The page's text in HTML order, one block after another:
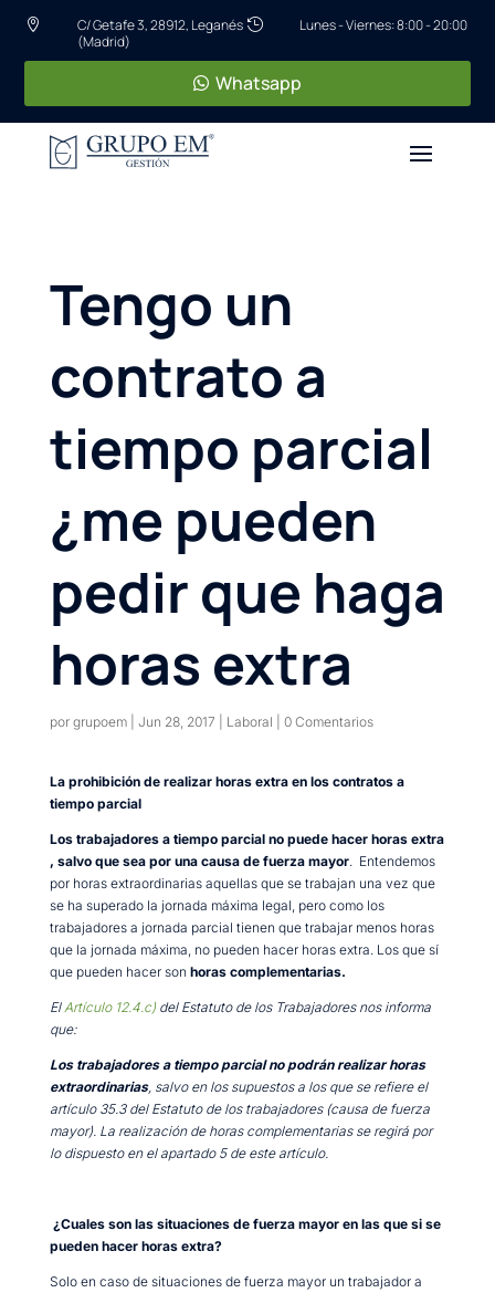

C/ Getafe 3, 28912, Leganés
(Madrid)
 Lunes - Viernes: 8:00 - 20:00
Whatsapp
Tengo un
contrato a
tiempo parcial
¿me pueden
pedir que haga
horas extra
por grupoem| Jun 28, 2017 Laboral 0 Comentarios
La prohibición de realizar horas extra en los contratos a
tiempo parcial
Los trabajadores a tiempo parcial no puede hacer horas extra
, salvo que sea por una causa de fuerza mayor. Entendemos
por horas extraordinarias aquellas que se trabajan una vez que
se ha superado la jornada máxima legal, pero como los
trabajadores a jornada parcial tienen que trabajar menos horas
que la jornada máxima, no pueden hacer horas extra. Los que sí
que pueden hacer son horas complementarias.
El Artículo 12.4.c)del Estatuto de los Trabajadores nos informa
que:
Los trabajadores a tiempo parcial no podrán realizar horas
extraordinarias, salvo en los supuestos a los que se refiere el
artículo 35.3 del Estatuto de los trabajadores (causa de fuerza
mayor). La realización de horas complementarias se regirá por
lo dispuesto en el apartado 5 de este artículo.
¿Cuales son las situaciones de fuerza mayor en las que si se
pueden hacer horas extra?
Solo en caso de situaciones de fuerza mayor un trabajador a